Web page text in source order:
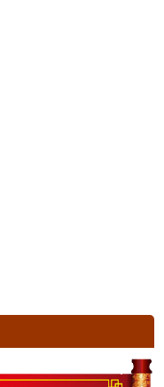
sát sau lưng nên cứu
hiền thục, đảm đang